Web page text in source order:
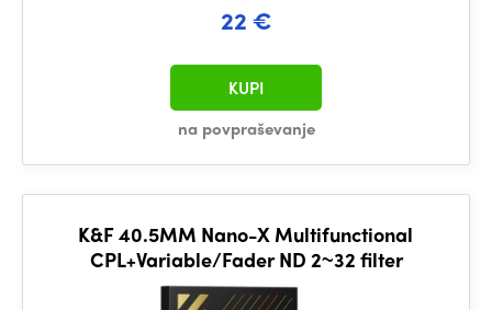
22 €
na povpraševanje
KUPI
K&F 40.5MM Nano-X Multifunctional
CPL+Variable/Fader ND 2~32 filter